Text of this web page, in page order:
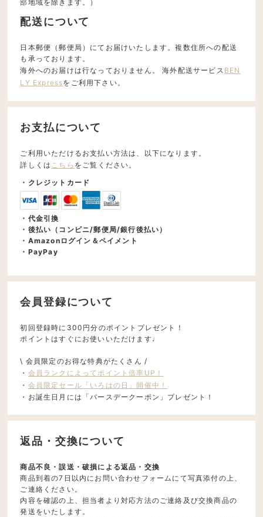
部地域を除きます。）
配送について
日本郵便（郵便局）にてお届けいたします。複数住所への配送
も承っております。
海外へのお届けは行なっておりません。 海外配送サービス BEN
LY Expressをご利用下さい。
お支払について
ご利用いただけるお支払い方法は、以下になります。
詳しくは こちら をご覧ください。
・クレジットカード
・代金引換
・後払い（コンビニ/郵便局/銀行後払い）
・Amazonログイン＆ペイメント
・PayPay
会員登録について
初回登録時に300円分のポイントプレゼント！
ポイントはすぐにお使いいただけます♩
\ 会員限定のお得な特典がたくさん /
・ 会員ランクによってポイント倍率UP！
・ 会員限定セール「いろはの日」開催中！
・お誕生日月には「バースデークーポン」プレゼント！
返品・交換について
商品不良・誤送・破損による返品・交換
商品到着の7日以内にお問い合わせフォームにて写真添付の上、
ご連絡ください。
内容を確認の上、担当者より対応方法のご連絡及び交換商品の
発送をいたします。